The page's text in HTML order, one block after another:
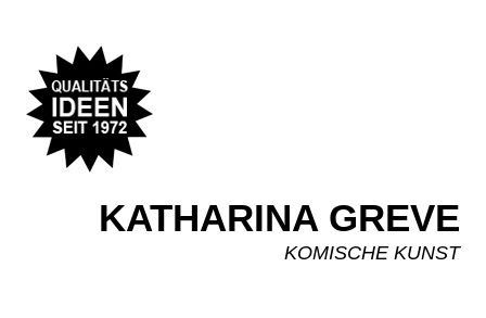
KATHARINA GREVE
KOMISCHE KUNST